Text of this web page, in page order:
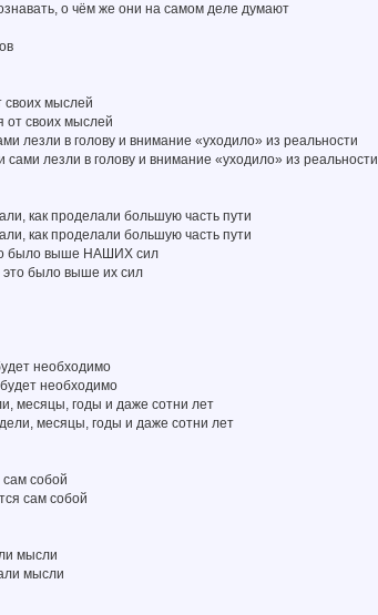
о чём же они на самом деле думают
своих мыслей
от своих мыслей
лезли в голову и внимание «уходило» из реальности
лезли в голову и внимание «уходило» из реальности
как проделали большую часть пути
как проделали большую часть пути
было выше НАШИХ сил
это было выше их сил
необходимо
необходимо
месяцы, годы и даже сотни лет
месяцы, годы и даже сотни лет
собой
сам собой
мысли
мысли